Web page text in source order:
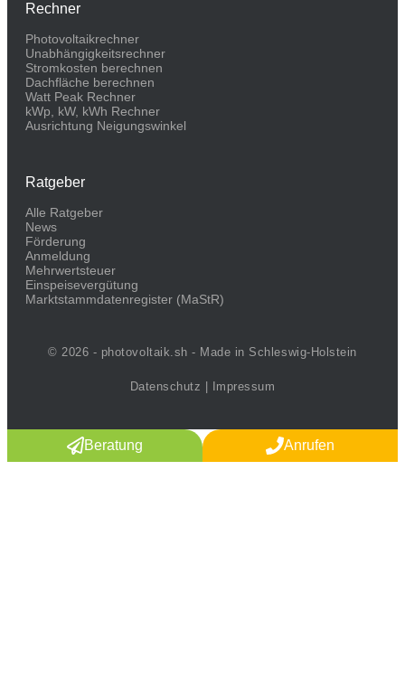
Rechner
Photovoltaikrechner
Unabhängigkeitsrechner
Stromkosten berechnen
Dachfläche berechnen
Watt Peak Rechner
kWp, kW, kWh Rechner
Ausrichtung Neigungswinkel
Ratgeber
Alle Ratgeber
News
Förderung
Anmeldung
Mehrwertsteuer
Einspeisevergütung
Marktstammdaten­register (MaStR)
© 2026 - photovoltaik.sh - Made in Schleswig-Holstein
Datenschutz Impressum
Beratung Anrufen